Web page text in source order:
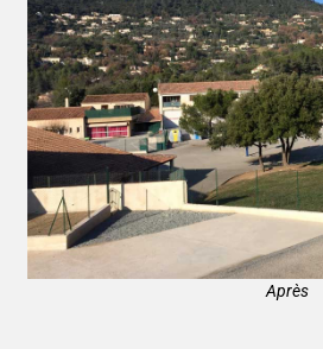
Après